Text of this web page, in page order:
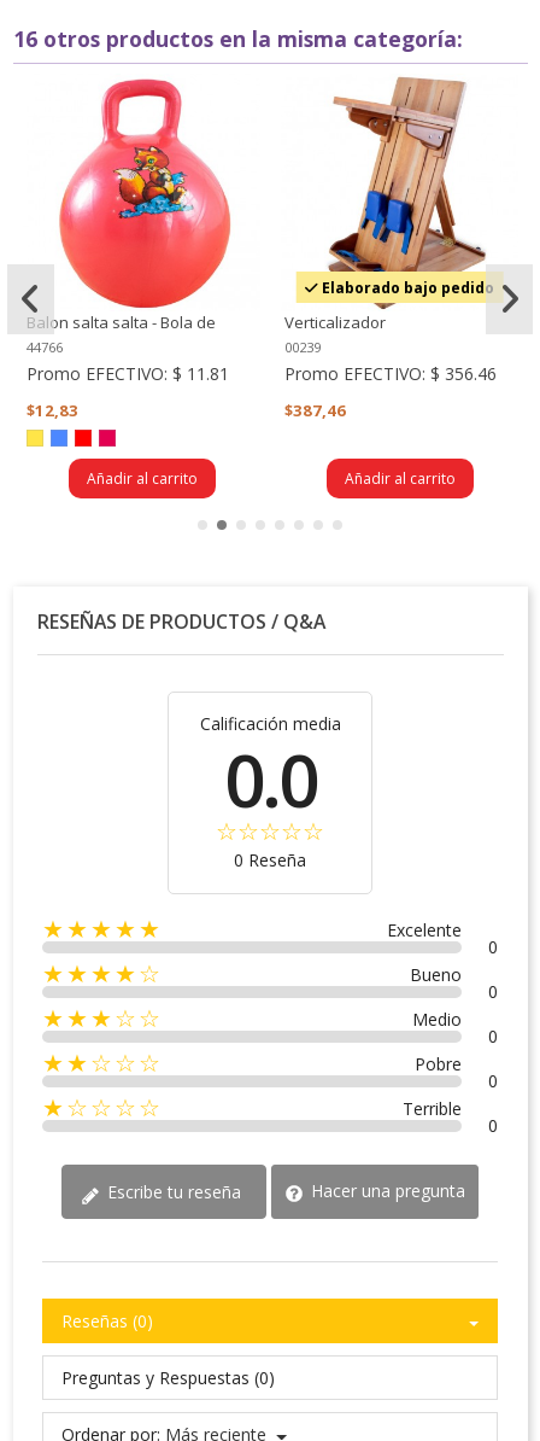
16 otros productos en la misma categoría:
Balon salta salta - Bola de
salto, Hooper ball, Pelota
inflable con agarradera
44766
Promo EFECTIVO: $ 11.81
$12,83
Añadir al carrito
Elaborado bajo pedido
Verticalizador
00239
Promo EFECTIVO: $ 356.46
$387,46
Añadir al carrito
RESEÑAS DE PRODUCTOS / Q&A
Calificación media
0.0
0 Reseña
★★★★★ Excelente
0
★★★★☆ Bueno
0
★★★☆☆ Medio
0
★★☆☆☆ Pobre
0
★☆☆☆☆ Terrible
0
Escribe tu reseña Hacer una pregunta
Reseñas (0)
Preguntas y Respuestas (0)
Ordenar por: Más reciente